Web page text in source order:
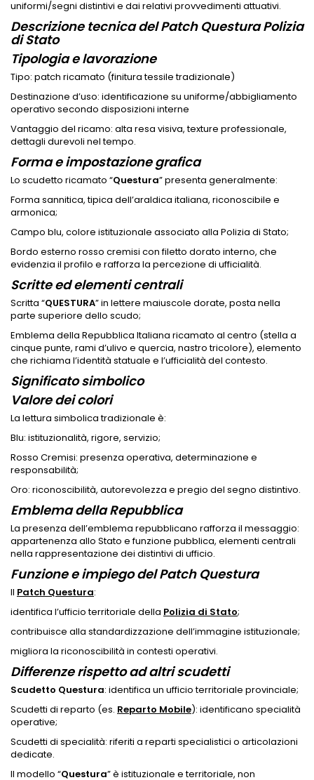
uniformi/segni distintivi e dai relativi provvedimenti attuativi.
Descrizione tecnica del Patch Questura Polizia
di Stato
Tipologia e lavorazione
Tipo: patch ricamato (finitura tessile tradizionale)
Destinazione d’uso: identificazione su uniforme/abbigliamento
operativo secondo disposizioni interne
Vantaggio del ricamo: alta resa visiva, texture professionale,
dettagli durevoli nel tempo.
Forma e impostazione grafica
Lo scudetto ricamato “Questura” presenta generalmente:
Forma sannitica, tipica dell’araldica italiana, riconoscibile e
armonica;
Campo blu, colore istituzionale associato alla Polizia di Stato;
Bordo esterno rosso cremisi con filetto dorato interno, che
evidenzia il profilo e rafforza la percezione di ufficialità.
Scritte ed elementi centrali
Scritta “QUESTURA” in lettere maiuscole dorate, posta nella
parte superiore dello scudo;
Emblema della Repubblica Italiana ricamato al centro (stella a
cinque punte, rami d’ulivo e quercia, nastro tricolore), elemento
che richiama l’identità statuale e l’ufficialità del contesto.
Significato simbolico
Valore dei colori
La lettura simbolica tradizionale è:
Blu: istituzionalità, rigore, servizio;
Rosso Cremisi: presenza operativa, determinazione e
responsabilità;
Oro: riconoscibilità, autorevolezza e pregio del segno distintivo.
Emblema della Repubblica
La presenza dell’emblema repubblicano rafforza il messaggio:
appartenenza allo Stato e funzione pubblica, elementi centrali
nella rappresentazione dei distintivi di ufficio.
Funzione e impiego del Patch Questura
Il Patch Questura:
identifica l’ufficio territoriale della Polizia di Stato;
contribuisce alla standardizzazione dell’immagine istituzionale;
migliora la riconoscibilità in contesti operativi.
Differenze rispetto ad altri scudetti
Scudetto Questura: identifica un ufficio territoriale provinciale;
Scudetti di reparto (es. Reparto Mobile): identificano specialità
operative;
Scudetti di specialità: riferiti a reparti specialistici o articolazioni
dedicate.
Il modello “Questura” è istituzionale e territoriale, non